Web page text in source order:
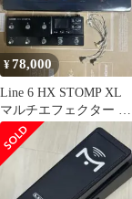
¥78,000
Line 6 HX STOMP XL
マルチエフェクター 本
体